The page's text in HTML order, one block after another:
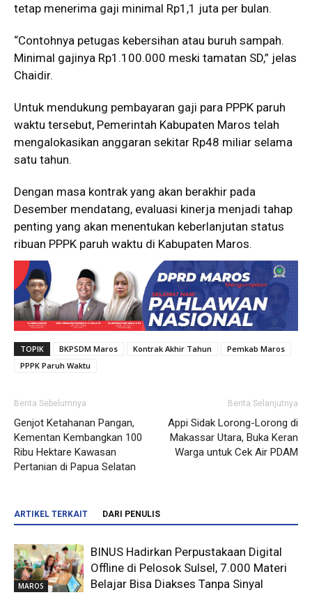
tetap menerima gaji minimal Rp1,1 juta per bulan.
“Contohnya petugas kebersihan atau buruh sampah.
Minimal gajinya Rp1.100.000 meski tamatan SD,” jelas
Chaidir.
Untuk mendukung pembayaran gaji para PPPK paruh
waktu tersebut, Pemerintah Kabupaten Maros telah
mengalokasikan anggaran sekitar Rp48 miliar selama
satu tahun.
Dengan masa kontrak yang akan berakhir pada
Desember mendatang, evaluasi kinerja menjadi tahap
penting yang akan menentukan keberlanjutan status
ribuan PPPK paruh waktu di Kabupaten Maros.
TOPIK BKPSDM Maros Kontrak Akhir Tahun
Pemkab Maros
PPPK Paruh Waktu
Berita Sebelumnya
Genjot Ketahanan Pangan,
Kementan Kembangkan 100
Ribu Hektare Kawasan
Pertanian di Papua Selatan
Berita Selanjutnya
Appi Sidak Lorong-Lorong di
Makassar Utara, Buka Keran
Warga untuk Cek Air PDAM
ARTIKEL TERKAIT DARI PENULIS
MAROS
BINUS Hadirkan Perpustakaan Digital
Offline di Pelosok Sulsel, 7.000 Materi
Belajar Bisa Diakses Tanpa Sinyal